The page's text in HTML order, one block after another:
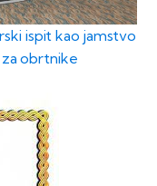
ispit kao jamstvo
obrtnike